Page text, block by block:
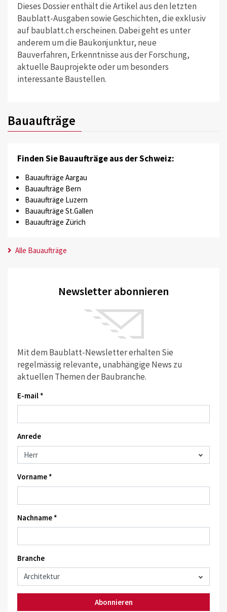
Dieses Dossier enthält die Artikel aus den letzten
Baublatt-Ausgaben sowie Geschichten, die exklusiv
auf baublatt.ch erscheinen. Dabei geht es unter
anderem um die Baukonjunktur, neue
Bauverfahren, Erkenntnisse aus der Forschung,
aktuelle Bauprojekte oder um besonders
interessante Baustellen.
Bauaufträge
Finden Sie Bauaufträge aus der Schweiz:
Bauaufträge Aargau
Bauaufträge Bern
Bauaufträge Luzern
Bauaufträge St.Gallen
Bauaufträge Zürich
Alle Bauaufträge
Newsletter abonnieren
Mit dem Baublatt-Newsletter erhalten Sie
regelmässig relevante, unabhängige News zu
aktuellen Themen der Baubranche.
E-mail *
Anrede
Vorname *
Nachname *
Branche
Abonnieren